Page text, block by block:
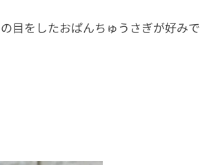
目をしたおぱんちゅうさぎが好みで